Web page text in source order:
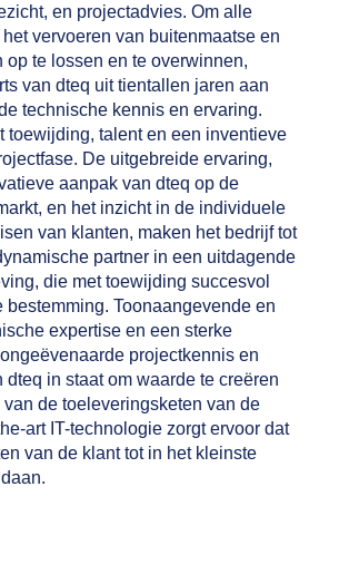
en projectadvies. Om alle
vervoeren van buitenmaatse en
op te lossen en te overwinnen,
van dteq uit tientallen jaren aan
technische kennis en ervaring.
toewijding, talent en een inventieve
De uitgebreide ervaring,
aanpak van dteq op de
en het inzicht in de individuele
van klanten, maken het bedrijf tot
partner in een uitdagende
die met toewijding succesvol
bestemming. Toonaangevende en
expertise en een sterke
projectkennis en
dteq in staat om waarde te creëren
de toeleveringsketen van de
art IT-technologie zorgt ervoor dat
van de klant tot in het kleinste